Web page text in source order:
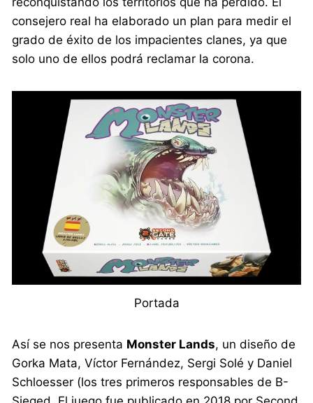
consejero real ha elaborado un plan para medir el
grado de éxito de los impacientes clanes, ya que
solo uno de ellos podrá reclamar la corona.
Portada
Así se nos presenta Monster Lands, un diseño de
Gorka Mata, Víctor Fernández, Sergi Solé y Daniel
Schloesser (los tres primeros responsables de B-